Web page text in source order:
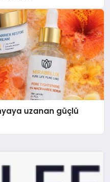
uzanan güçlü